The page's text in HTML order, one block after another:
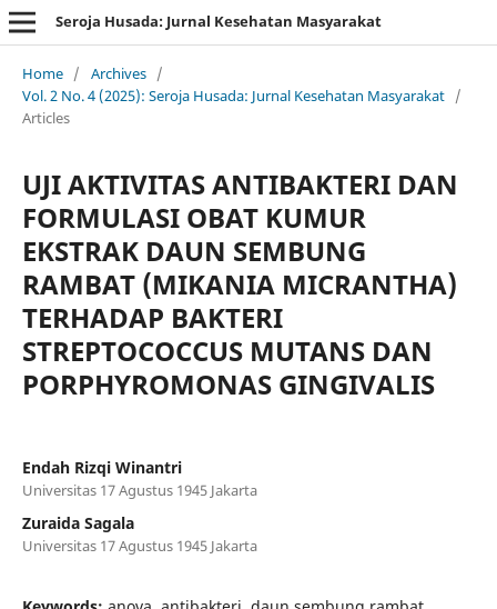
Seroja Husada: Jurnal Kesehatan Masyarakat
Home / Archives /
Vol. 2 No. 4 (2025): Seroja Husada: Jurnal Kesehatan Masyarakat /
Articles
UJI AKTIVITAS ANTIBAKTERI DAN
FORMULASI OBAT KUMUR
EKSTRAK DAUN SEMBUNG
RAMBAT (MIKANIA MICRANTHA)
TERHADAP BAKTERI
STREPTOCOCCUS MUTANS DAN
PORPHYROMONAS GINGIVALIS
Endah Rizqi Winantri
Universitas 17 Agustus 1945 Jakarta
Zuraida Sagala
Universitas 17 Agustus 1945 Jakarta